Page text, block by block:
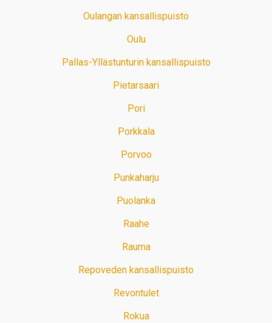
Oulangan kansallispuisto
Oulu
Pallas-Yllästunturin kansallispuisto
Pietarsaari
Pori
Porkkala
Porvoo
Punkaharju
Puolanka
Raahe
Rauma
Repoveden kansallispuisto
Revontulet
Rokua